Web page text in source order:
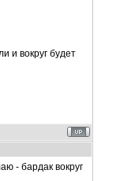
и вокруг будет
- бардак вокруг